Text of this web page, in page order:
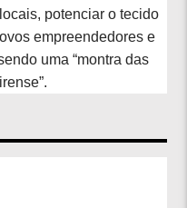
potenciar o tecido
empreendedores e
uma “montra das